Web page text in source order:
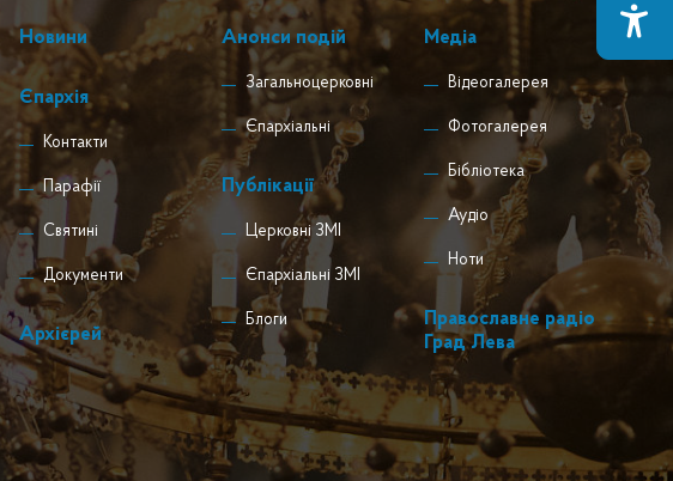
Новини
Єпархія
Контакти
Парафії
Святині
Документи
Архієрей
Анонси подій
Загальноцерковні
Єпархіальні
Публікації
Церковні ЗМІ
Єпархіальні ЗМІ
Блоги
Медіа
Відеогалерея
Фотогалерея
Бібліотека
Аудіо
Ноти
Православне радіо
Град Лева